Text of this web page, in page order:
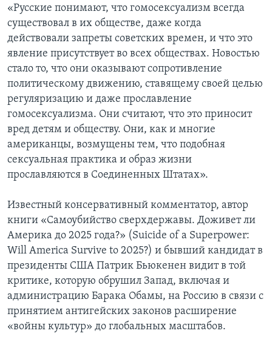
«Русские понимают, что гомосексуализм всегда
существовал в их обществе, даже когда
действовали запреты советских времен, и что это
явление присутствует во всех обществах. Новостью
стало то, что они оказывают сопротивление
политическому движению, ставящему своей целью
регуляризацию и даже прославление
гомосексуализма. Они считают, что это приносит
вред детям и обществу. Они, как и многие
американцы, возмущены тем, что подобная
сексуальная практика и образ жизни
прославляются в Соединенных Штатах».
Известный консервативный комментатор, автор
книги «Самоубийство сверхдержавы. Доживет ли
Америка до 2025 года?» (Suicide of a Superpower:
Will America Survive to 2025?) и бывший кандидат в
президенты США Патрик Бьюкенен видит в той
критике, которую обрушил Запад, включая и
администрацию Барака Обамы, на Россию в связи с
принятием антигейских законов расширение
«войны культур» до глобальных масштабов.